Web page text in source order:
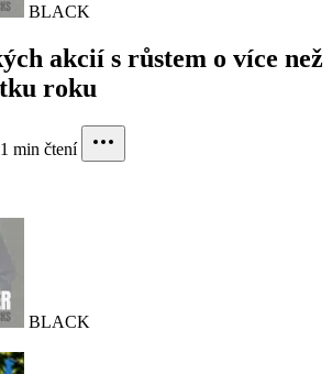
BLACK
akcií s růstem o více než
roku
min čtení
BLACK